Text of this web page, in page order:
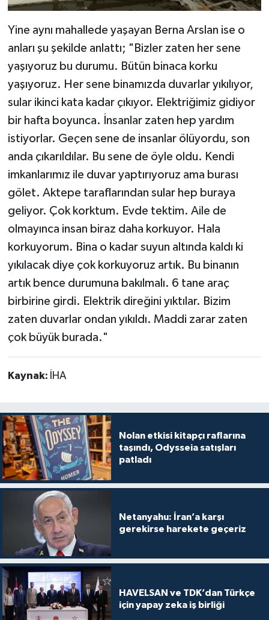
Yine aynı mahallede yaşayan Berna Arslan ise o
anları şu şekilde anlattı; "Bizler zaten her sene
yaşıyoruz bu durumu. Bütün binaca korku
yaşıyoruz. Her sene binamızda duvarlar yıkılıyor,
sular ikinci kata kadar çıkıyor. Elektriğimiz gidiyor
bir hafta boyunca. İnsanlar zaten hep yardım
istiyorlar. Geçen sene de insanlar ölüyordu, son
anda çıkarıldılar. Bu sene de öyle oldu. Kendi
imkanlarımız ile duvar yaptırıyoruz ama burası
gölet. Aktepe taraflarından sular hep buraya
geliyor. Çok korktum. Evde tektim. Aile de
olmayınca insan biraz daha korkuyor. Hala
korkuyorum. Bina o kadar suyun altında kaldı ki
yıkılacak diye çok korkuyoruz artık. Bu binanın
artık bence durumuna bakılmalı. 6 tane araç
birbirine girdi. Elektrik direğini yıktılar. Bizim
zaten duvarlar ondan yıkıldı. Maddi zarar zaten
çok büyük burada."
Kaynak: İHA
Nolan etkisi kitapçı raflarına
taşındı, Odysseia satışları
patladı
Netanyahu: İran’a karşı
gerekirse harekete geçeriz
HAVELSAN ve TDK’dan Türkçe
için yapay zeka iş birliği